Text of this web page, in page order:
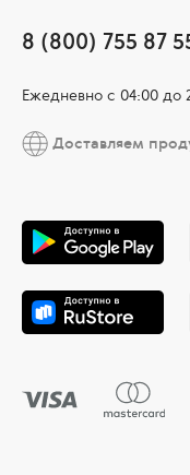
8 (800) 755 87
Ежедневно c 04:00 до
Доставляем